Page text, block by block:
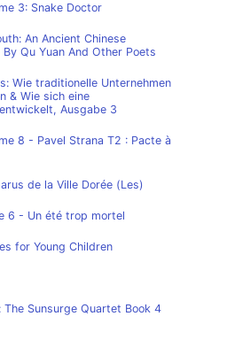
3: Snake Doctor
An Ancient Chinese
Qu Yuan And Other Poets
Wie traditionelle Unternehmen
& Wie sich eine
Ausgabe 3
8 - Pavel Strana T2 : Pacte à
de la Ville Dorée (Les)
6 - Un été trop mortel
for Young Children
The Sunsurge Quartet Book 4